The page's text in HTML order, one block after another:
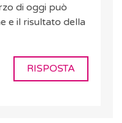
di oggi può
e il risultato della
RISPOSTA